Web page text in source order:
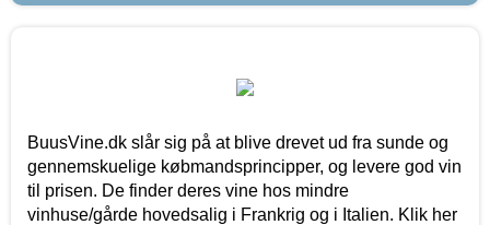
BuusVine.dk slår sig på at blive drevet ud fra sunde og
gennemskuelige købmandsprincipper, og levere god vin
til prisen. De finder deres vine hos mindre
vinhuse/gårde hovedsalig i Frankrig og i Italien. Klik her